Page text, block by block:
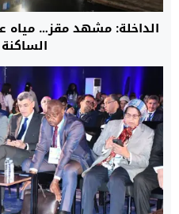
الداخلة: مشهد مقز…